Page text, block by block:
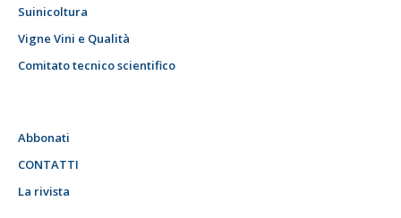
Suinicoltura
Vigne Vini e Qualità
Comitato tecnico scientifico
Abbonati
CONTATTI
La rivista